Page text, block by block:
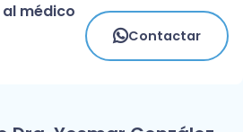
médico
Contactar